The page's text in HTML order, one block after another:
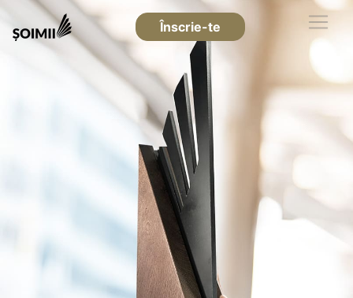
Înscrie-te